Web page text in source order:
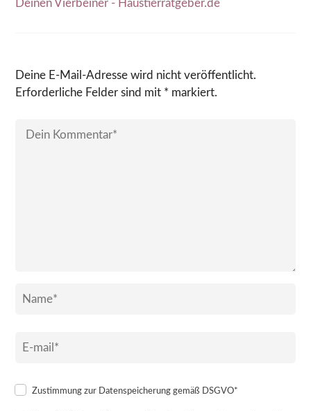
Deinen Vierbeiner - Haustierratgeber.de
Deine E-Mail-Adresse wird nicht veröffentlicht.
Erforderliche Felder sind mit * markiert.
Zustimmung zur Datenspeicherung gemäß DSGVO*